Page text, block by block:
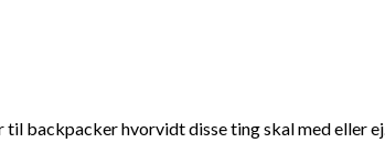
backpacker hvorvidt disse ting skal med eller ej.